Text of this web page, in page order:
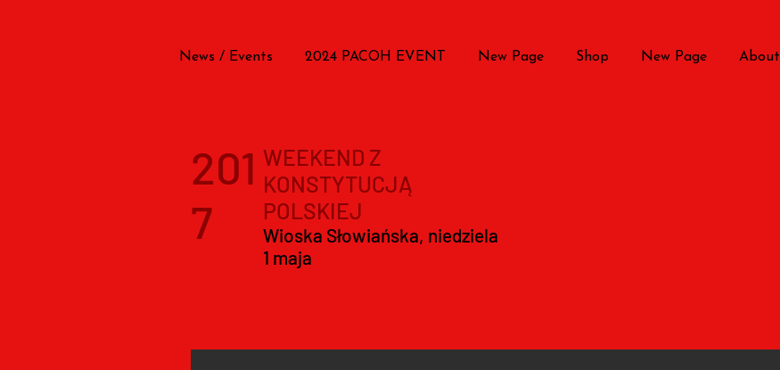
News / Events 2024 PACOH EVENT New Page Shop New Page About
201
7
WEEKEND Z
KONSTYTUCJĄ
POLSKIEJ
Wioska Słowiańska, niedziela
1 maja